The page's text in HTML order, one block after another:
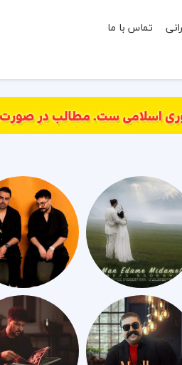
تماس با ما